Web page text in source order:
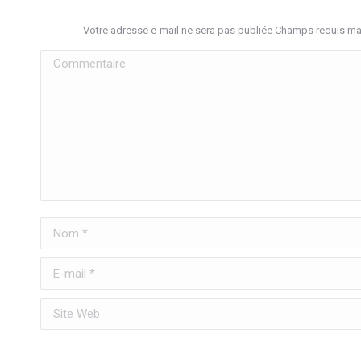
Votre adresse e-mail ne sera pas publiée Champs requis
Commentaire
Nom *
E-mail *
Site Web